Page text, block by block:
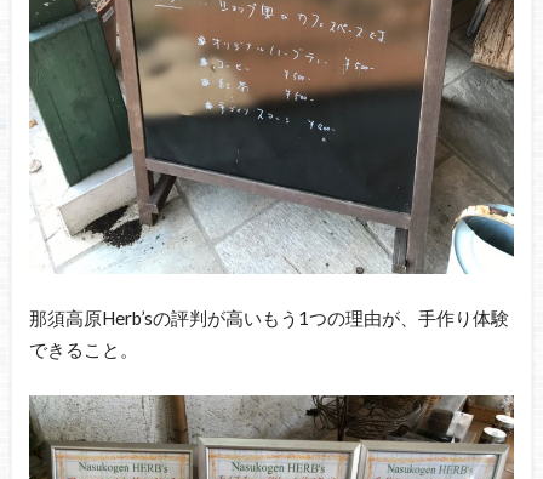
那須高原Herb’sの評判が高いもう1つの理由が、手作り体験
できること。